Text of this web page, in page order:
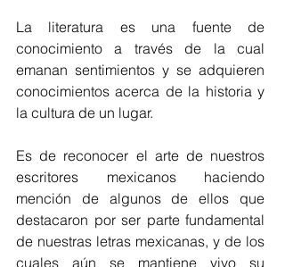
La literatura es una fuente de
conocimiento a través de la cual
emanan sentimientos y se adquieren
conocimientos acerca de la historia y
la cultura de un lugar.
Es de reconocer el arte de nuestros
escritores mexicanos haciendo
mención de algunos de ellos que
destacaron por ser parte fundamental
de nuestras letras mexicanas, y de los
cuales aún se mantiene vivo su